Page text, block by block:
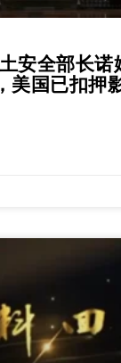
安全部长
美国已扣押